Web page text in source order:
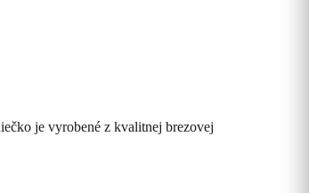
je vyrobené z kvalitnej brezovej